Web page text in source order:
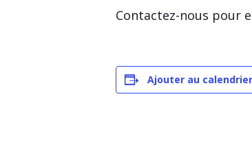
Contactez-nous pour
Ajouter au calendrier